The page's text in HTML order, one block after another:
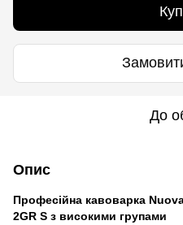
До
Опис
Професійна кавоварка
2GR S з високими групами